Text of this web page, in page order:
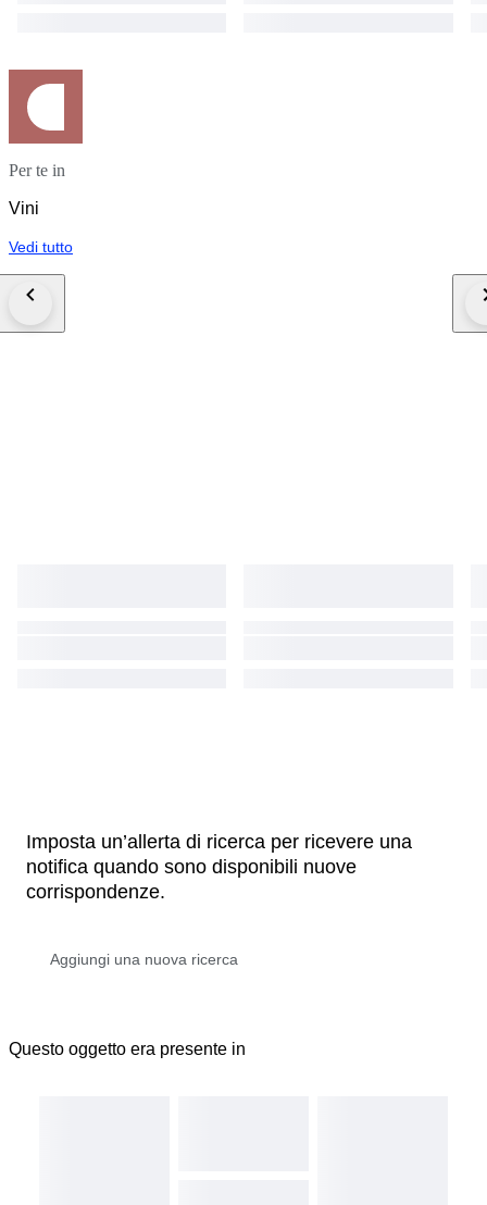
Per te in
Vini
Vedi tutto
Imposta un’allerta di ricerca per ricevere una
notifica quando sono disponibili nuove
corrispondenze.
Questo oggetto era presente in